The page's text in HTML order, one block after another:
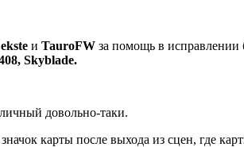
и TauroFW за помощь в исправлении
Skyblade.
довольно-таки.
карты после выхода из сцен, где